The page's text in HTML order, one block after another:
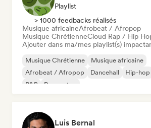
Playlist
> 1000 feedbacks réalisés
Musique africaineAfrobeat / Afropop
Musique ChrétienneCloud Rap / Hip
Ajouter dans ma/mes playlist(s)
Musique Chrétienne
Musique africaine
Afrobeat / Afropop
Dancehall Hip-hop
R&B
Reggaeton
Luis Bernal